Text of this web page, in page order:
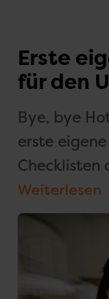
Erste
für den
Bye, bye
erste
Checklisten
Weiterlesen